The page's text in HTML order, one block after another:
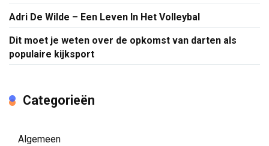
Adri De Wilde – Een Leven In Het Volleybal
Dit moet je weten over de opkomst van darten als
populaire kijksport
Categorieën
Algemeen